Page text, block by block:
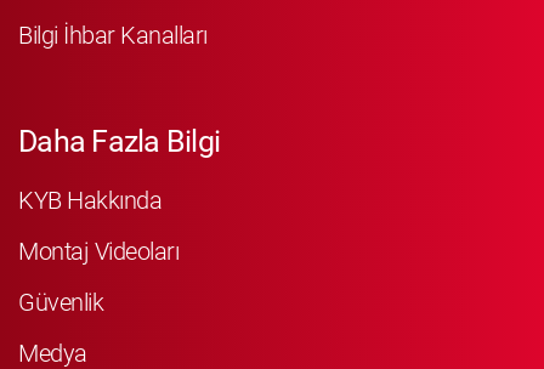
Bilgi İhbar Kanalları
Daha Fazla Bilgi
KYB Hakkında
Montaj Videoları
Güvenlik
Medya